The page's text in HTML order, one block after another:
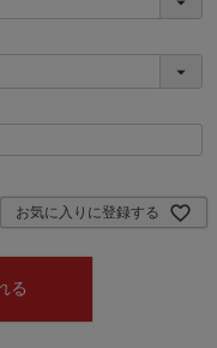
お気に入りに登録する
る